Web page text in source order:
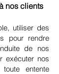
nos clients
utiliser des
pour rendre
de nos
exécuter nos
entente